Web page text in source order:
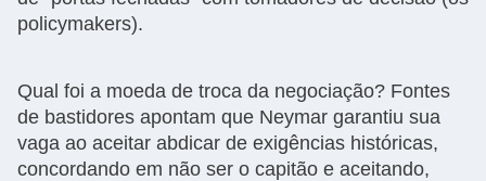
policymakers).
Qual foi a moeda de troca da negociação? Fontes
de bastidores apontam que Neymar garantiu sua
vaga ao aceitar abdicar de exigências históricas,
concordando em não ser o capitão e aceitando,